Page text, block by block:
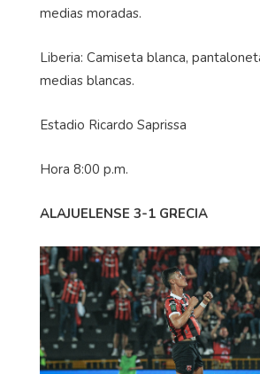
medias moradas.
Liberia: Camiseta blanca,
medias blancas.
Estadio Ricardo Saprissa
Hora 8:00 p.m.
ALAJUELENSE 3-1 GRECIA